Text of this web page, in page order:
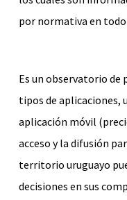
por normativa en
Es un observatorio de
tipos de aplicaciones,
aplicación móvil
acceso y la difusión
territorio uruguayo
decisiones en sus